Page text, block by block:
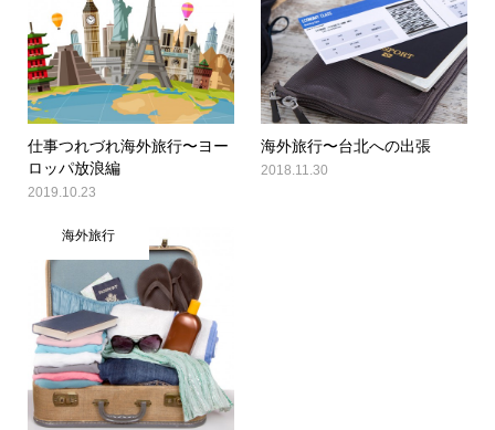
仕事つれづれ海外旅行〜ヨー
ロッパ放浪編
2019.10.23
海外旅行〜台北への出張
2018.11.30
海外旅行